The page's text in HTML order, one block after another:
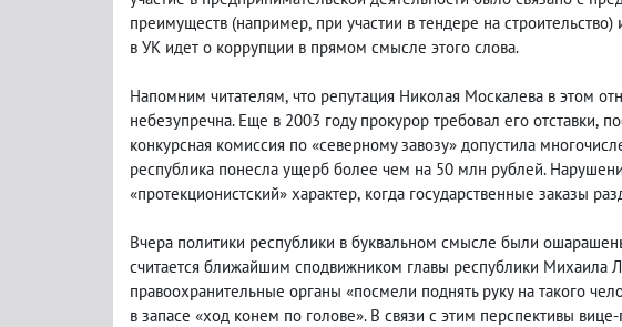
преимуществ (например, при участии в тендере на
в УК идет о коррупции в прямом смысле этого слова.
Напомним читателям, что репутация Николая Москалева в этом
небезупречна. Еще в 2003 году прокурор требовал его отставки,
конкурсная комиссия по «северному завозу» допустила
республика понесла ущерб более чем на 50 млн рублей.
«протекционистский» характер, когда государственные заказы
Вчера политики республики в буквальном смысле были
считается ближайшим сподвижником главы республики Михаила
правоохранительные органы «посмели поднять руку на такого
в запасе «ход конем по голове». В связи с этим перспективы